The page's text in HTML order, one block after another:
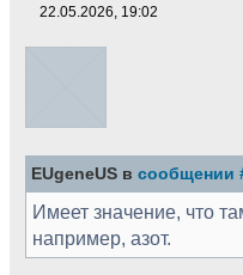
22.05.2026, 19:02
EUgeneUS в сообщении
Имеет значение, что
например, азот.